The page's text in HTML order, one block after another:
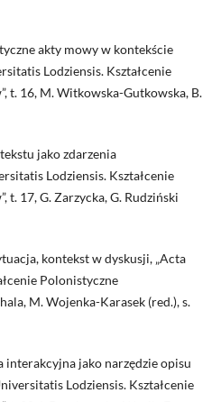
akty mowy w kontekście
Lodziensis. Kształcenie
t. 16, M. Witkowska-Gutkowska, B.
jako zdarzenia
Lodziensis. Kształcenie
t. 17, G. Zarzycka, G. Rudziński
kontekst w dyskusji, „Acta
Polonistyczne
M. Wojenka-Karasek (red.), s.
interakcyjna jako narzędzie opisu
Lodziensis. Kształcenie